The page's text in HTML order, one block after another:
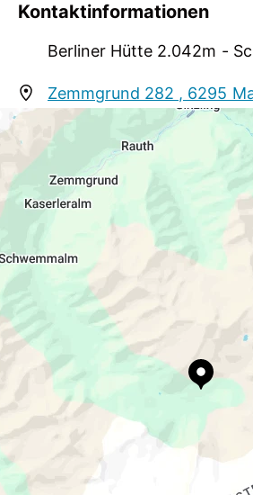
Tirol ist. Sie gehört der
Zimmerlager und
Kontaktinformationen
Berliner Hütte 2.042m -
Zemmgrund 282 , 6295
Österreich
info@berlinerhuette.at
+43 664 88787025
www.berlinerhuette.at